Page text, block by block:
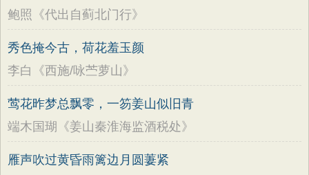
鲍照《代出自蓟北门行》
秀色掩今古，荷花羞玉颜
李白《西施/咏苎萝山》
莺花昨梦总飘零，一笏姜山似旧青
端木国瑚《姜山秦淮海监酒税处》
雁声吹过黄昏雨篱边月圆萋紧